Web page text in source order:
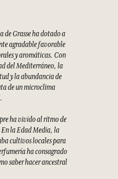
de Grasse ha dotado a
agradable favorable
y aromáticas. Con
del Mediterráneo, la
y la abundancia de
de un microclima
ha vivido al ritmo de
En la Edad Media, la
cultivos locales para
ha consagrado
saber hacer ancestral